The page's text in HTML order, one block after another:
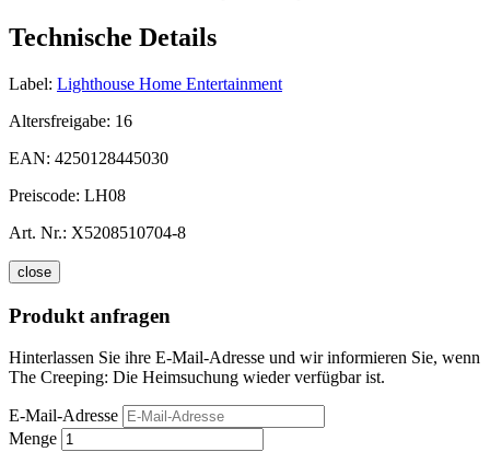
Technische Details
Label: Lighthouse Home Entertainment
Altersfreigabe: 16
EAN: 4250128445030
Preiscode: LH08
Art. Nr.: X5208510704-8
close
Produkt anfragen
Hinterlassen Sie ihre E-Mail-Adresse und wir informieren Sie, wenn
The Creeping: Die Heimsuchung wieder verfügbar ist.
E-Mail-Adresse
Menge